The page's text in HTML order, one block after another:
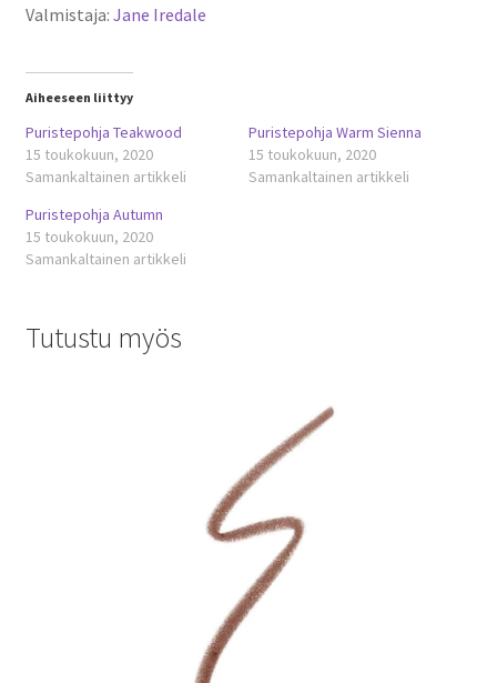
Valmistaja: Jane Iredale
Aiheeseen liittyy
Puristepohja Teakwood
15 toukokuun, 2020
Samankaltainen artikkeli
Puristepohja Warm Sienna
15 toukokuun, 2020
Samankaltainen artikkeli
Puristepohja Autumn
15 toukokuun, 2020
Samankaltainen artikkeli
Tutustu myös